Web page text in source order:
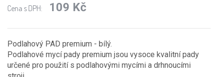
Cena s DPH: 109 Kč
Podlahový PAD premium - bílý.
Podlahové mycí pady premium jsou vysoce kvalitní pady
určené pro použití s podlahovými mycími a drhnoucími